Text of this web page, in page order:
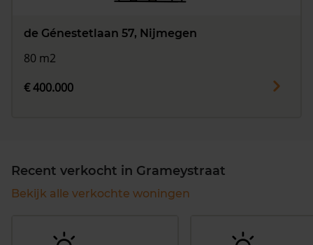
de Génestetlaan 57, Nijmegen
80 m2
€ 400.000
Recent verkocht in Grameystraat
Bekijk alle verkochte woningen